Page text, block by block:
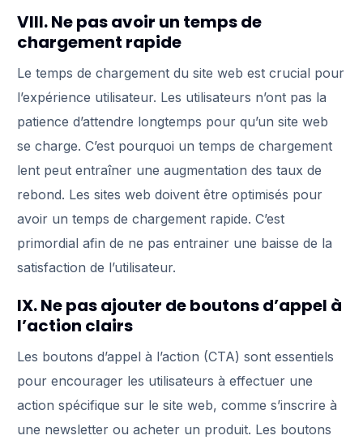
VIII. Ne pas avoir un temps de
chargement rapide
Le temps de chargement du site web est crucial pour
l’expérience utilisateur. Les utilisateurs n’ont pas la
patience d’attendre longtemps pour qu’un site web
se charge. C’est pourquoi un temps de chargement
lent peut entraîner une augmentation des taux de
rebond. Les sites web doivent être optimisés pour
avoir un temps de chargement rapide. C’est
primordial afin de ne pas entrainer une baisse de la
satisfaction de l’utilisateur.
IX. Ne pas ajouter de boutons d’appel à
l’action clairs
Les boutons d’appel à l’action (CTA) sont essentiels
pour encourager les utilisateurs à effectuer une
action spécifique sur le site web, comme s’inscrire à
une newsletter ou acheter un produit. Les boutons